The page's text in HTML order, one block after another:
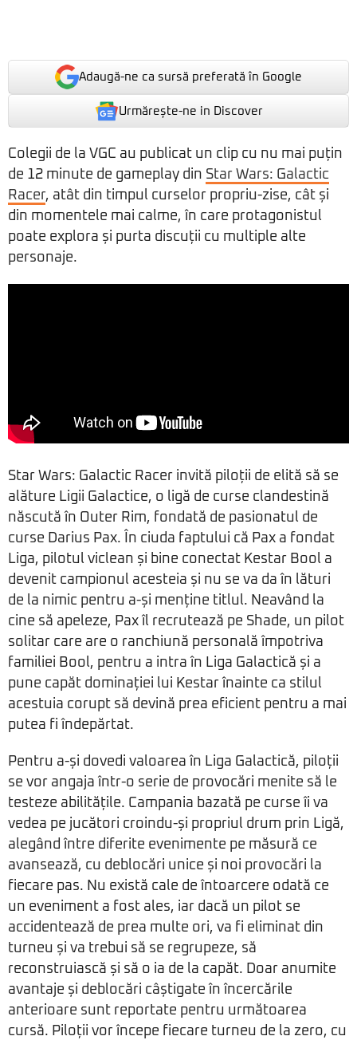
Adaugă-ne ca sursă preferată în Google
Urmărește-ne in Discover
Colegii de la VGC au publicat un clip cu nu mai puțin
de 12 minute de gameplay din Star Wars: Galactic
Racer, atât din timpul curselor propriu-zise, cât și
din momentele mai calme, în care protagonistul
poate explora și purta discuții cu multiple alte
personaje.
Star Wars: Galactic Racer invită piloții de elită să se
alăture Ligii Galactice, o ligă de curse clandestină
născută în Outer Rim, fondată de pasionatul de
curse Darius Pax. În ciuda faptului că Pax a fondat
Liga, pilotul viclean și bine conectat Kestar Bool a
devenit campionul acesteia și nu se va da în lături
de la nimic pentru a-și menține titlul. Neavând la
cine să apeleze, Pax îl recrutează pe Shade, un pilot
solitar care are o ranchiună personală împotriva
familiei Bool, pentru a intra în Liga Galactică și a
pune capăt dominației lui Kestar înainte ca stilul
acestuia corupt să devină prea eficient pentru a mai
putea fi îndepărtat.
Pentru a-și dovedi valoarea în Liga Galactică, piloții
se vor angaja într-o serie de provocări menite să le
testeze abilitățile. Campania bazată pe curse îi va
vedea pe jucători croindu-și propriul drum prin Ligă,
alegând între diferite evenimente pe măsură ce
avansează, cu deblocări unice și noi provocări la
fiecare pas. Nu există cale de întoarcere odată ce
un eveniment a fost ales, iar dacă un pilot se
accidentează de prea multe ori, va fi eliminat din
turneu și va trebui să se regrupeze, să
reconstruiască și să o ia de la capăt. Doar anumite
avantaje și deblocări câștigate în încercările
anterioare sunt reportate pentru următoarea
cursă. Piloții vor începe fiecare turneu de la zero, cu